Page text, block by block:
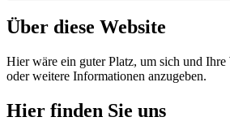
Über diese Website
Hier wäre ein guter Platz, um sich und Ihre
oder weitere Informationen anzugeben.
Hier finden Sie uns